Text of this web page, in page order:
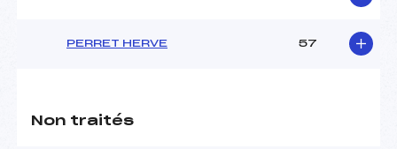
PERRET HERVE 57
Non traités